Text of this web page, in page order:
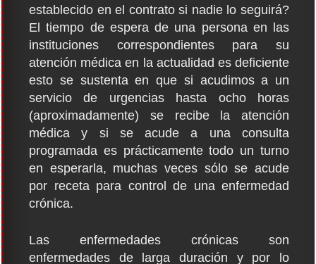
establecido en el contrato si nadie lo seguirá?
El tiempo de espera de una persona en las
instituciones correspondientes para su
atención médica en la actualidad es deficiente
esto se sustenta en que si acudimos a un
servicio de urgencias hasta ocho horas
(aproximadamente) se recibe la atención
médica y si se acude a una consulta
programada es prácticamente todo un turno
en esperarla, muchas veces sólo se acude
por receta para control de una enfermedad
crónica.
Las enfermedades crónicas son
enfermedades de larga duración y por lo